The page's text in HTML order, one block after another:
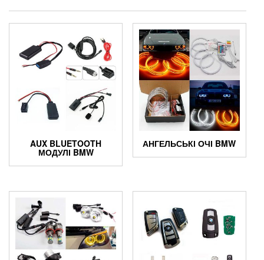
AUX BLUETOOTH
МОДУЛІ BMW
АНГЕЛЬСЬКІ ОЧІ BMW